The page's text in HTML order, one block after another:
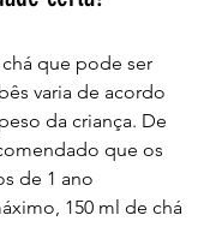
que pode ser
varia de acordo
da criança. De
que os
de 1 ano
150 ml de chá